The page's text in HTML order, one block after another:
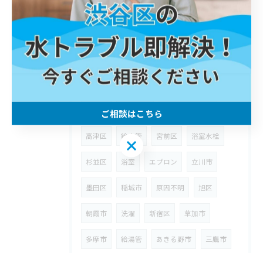
洗面台 神奈川区 台所詰まり
世田谷区 蛇口 西多摩郡 桝
埼玉県 狭山市 ウォーターハンマー
台所 八潮市 漏水 修理 川崎区
町田市 武蔵野市
高津区 給水管 宮前区 浴室水栓
杉並区 浴室 エプロン 立川市
墨田区 稲城市 原因不明 旭区
朝霞市 洗濯 新宿区 草加市
多摩市 給湯管 あきる野市 三鷹市
ご相談はこちら
ご相談はこちら